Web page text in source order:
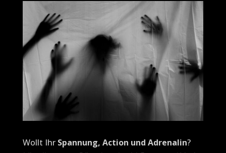
Wollt Ihr Spannung, Action und Adrenalin?